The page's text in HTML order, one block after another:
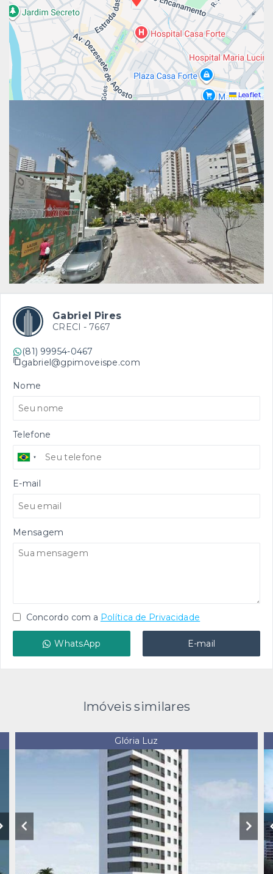
Leaflet
Gabriel Pires
CRECI - 7667
(81) 99954-0467
gabriel@gpimoveispe.com
Nome
Telefone
E-mail
Mensagem
Concordo com a Política de Privacidade
WhatsApp E-mail
Imóveis similares
Glória Luz